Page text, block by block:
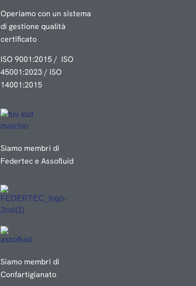
Operiamo con un sistema
di gestione qualità
certificato
ISO 9001:2015 / ISO
45001:2023 / ISO
14001:2015
Siamo membri di
Federtec e Assofluid
Siamo membri di
Confartigianato